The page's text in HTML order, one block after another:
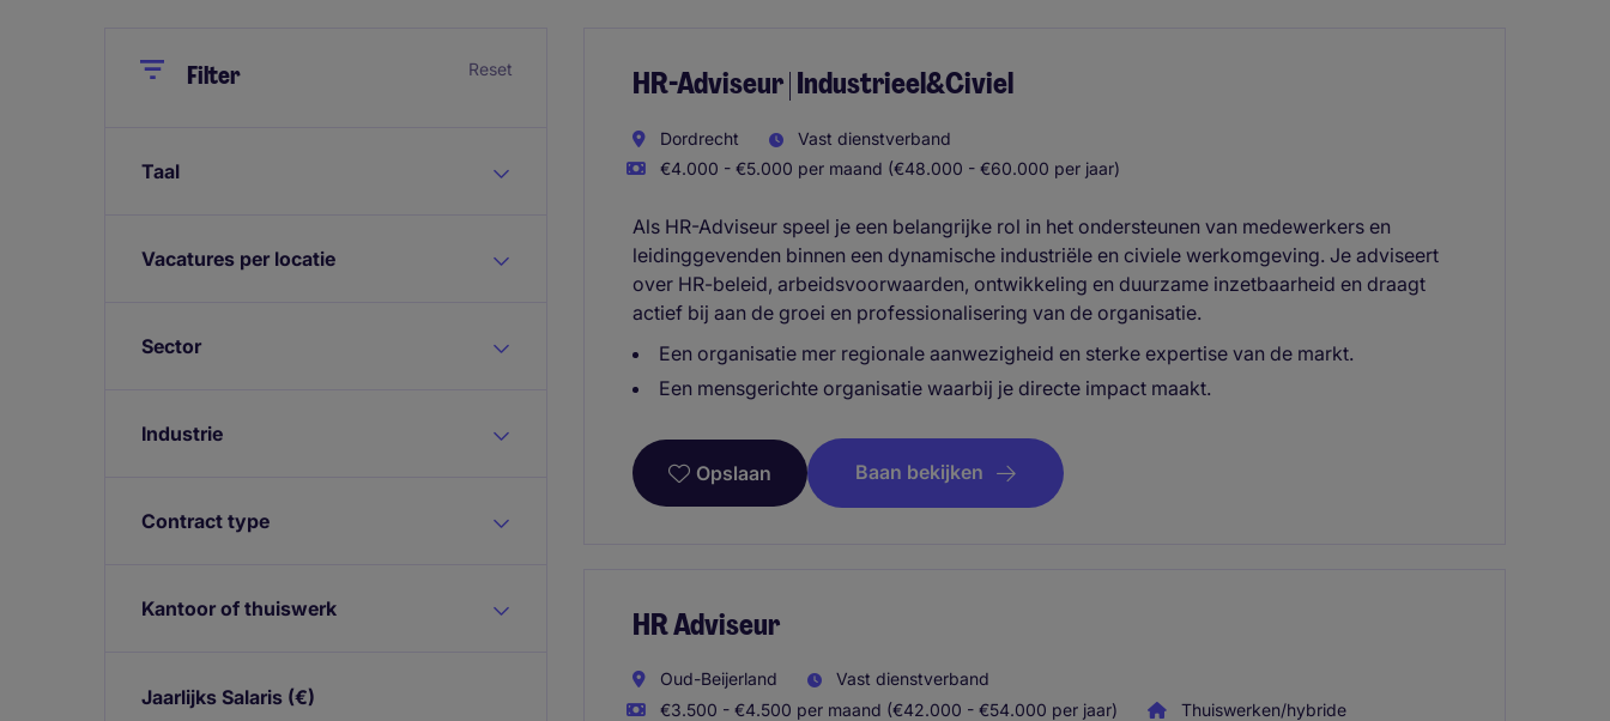
CloseFilter Reset
Taal
Vacatures per locatie
Sector
Industrie
Contract type
Kantoor of thuiswerk
Jaarlijks Salaris (€)
HR-Adviseur | Industrieel&Civiel
Dordrecht
Vast dienstverband
€4.000 - €5.000 per maand (€48.000 - €60.000 per jaar)
Als HR-Adviseur speel je een belangrijke rol in het ondersteunen van medewerkers en
leidinggevenden binnen een dynamische industriële en civiele werkomgeving. Je adviseert
over HR-beleid, arbeidsvoorwaarden, ontwikkeling en duurzame inzetbaarheid en draagt
actief bij aan de groei en professionalisering van de organisatie.
Een organisatie mer regionale aanwezigheid en sterke expertise van de markt.
Een mensgerichte organisatie waarbij je directe impact maakt.
Opslaan Baan bekijken
HR Adviseur
Oud-Beijerland
Vast dienstverband
€3.500 - €4.500 per maand (€42.000 - €54.000 per jaar)
Thuiswerken/hybride